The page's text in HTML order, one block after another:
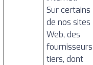
Sur certains
de nos sites
Web, des
fournisseurs
tiers, dont